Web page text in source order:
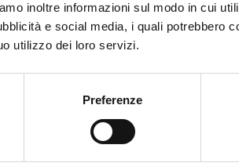
inoltre informazioni sul modo in cui
e social media, i quali potrebbero
utilizzo dei loro servizi.
Preferenze
Mediterraneo8 giorni
daSplit croatiaconMSC
11/07/2026
€ 833